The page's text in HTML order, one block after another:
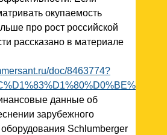
окупаемость
про рост российской
рассказано в материале
doc/8463774?
данные об
зарубежного
оборудования Schlumberger